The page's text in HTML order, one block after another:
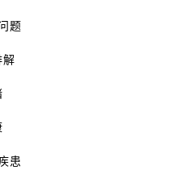
题
患